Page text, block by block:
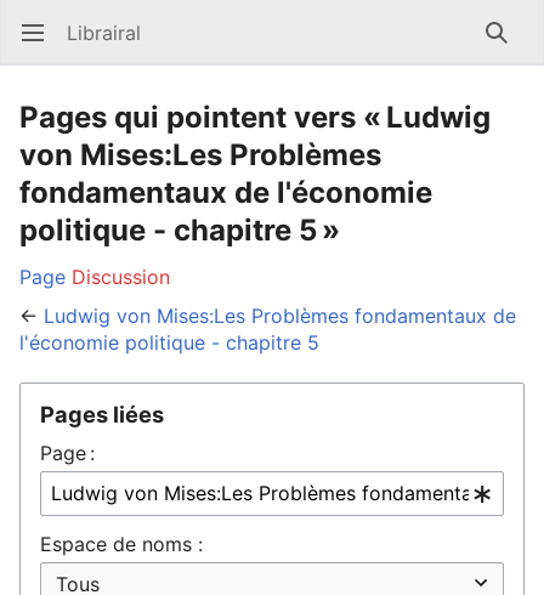
Ouvrir le menu principal Librairal
Pages qui pointent vers « Ludwig
von Mises:Les Problèmes
fondamentaux de l'économie
politique - chapitre 5 »
Page Discussion
← Ludwig von Mises:Les Problèmes fondamentaux de
l'économie politique - chapitre 5
Pages liées
Page :
Espace de noms :